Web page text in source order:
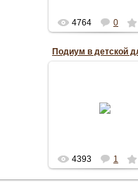
4764 0
4393 1